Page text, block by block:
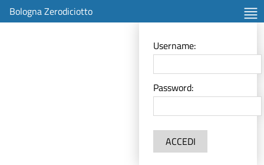
Bologna Zerodiciotto
Username:
Password:
ACCEDI